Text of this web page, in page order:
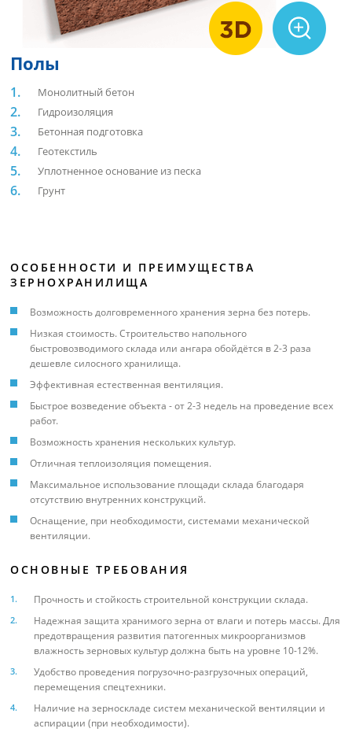
Полы
Монолитный бетон
Гидроизоляция
Бетонная подготовка
Геотекстиль
Уплотненное основание из песка
Грунт
ОСОБЕННОСТИ И ПРЕИМУЩЕСТВА
ЗЕРНОХРАНИЛИЩА
Возможность долговременного хранения зерна без потерь.
Низкая стоимость. Строительство напольного
быстровозводимого склада или ангара обойдётся в 2-3 раза
дешевле силосного хранилища.
Эффективная естественная вентиляция.
Быстрое возведение объекта - от 2-3 недель на проведение всех
работ.
Возможность хранения нескольких культур.
Отличная теплоизоляция помещения.
Максимальное использование площади склада благодаря
отсутствию внутренних конструкций.
Оснащение, при необходимости, системами механической
вентиляции.
ОСНОВНЫЕ ТРЕБОВАНИЯ
Прочность и стойкость строительной конструкции склада.
Надежная защита хранимого зерна от влаги и потерь массы. Для
предотвращения развития патогенных микроорганизмов
влажность зерновых культур должна быть на уровне 10-12%.
Удобство проведения погрузочно-разгрузочных операций,
перемещения спецтехники.
Наличие на зерноскладе систем механической вентиляции и
аспирации (при необходимости).